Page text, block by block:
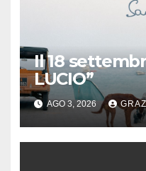
Il 18
LUCIO”
AGO 3, 2026